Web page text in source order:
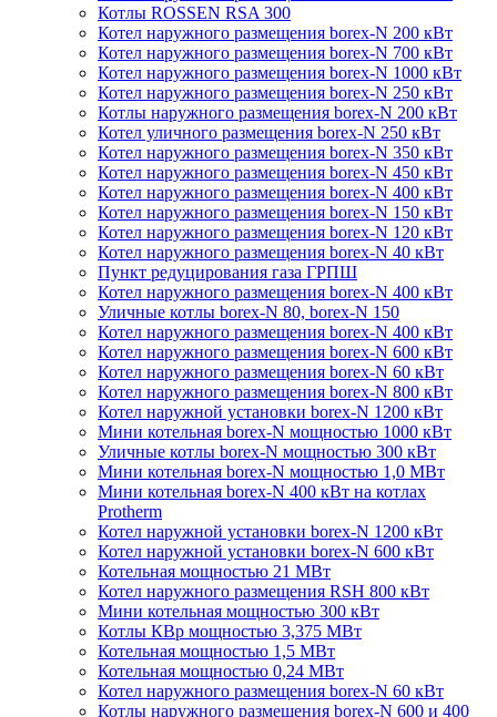
Котлы ROSSEN RSA 300
Котел наружного размещения borex-N 200 кВт
Котел наружного размещения borex-N 700 кВт
Котел наружного размещения borex-N 1000 кВт
Котел наружного размещения borex-N 250 кВт
Котлы наружного размещения borex-N 200 кВт
Котел уличного размещения borex-N 250 кВт
Котел наружного размещения borex-N 350 кВт
Котел наружного размещения borex-N 450 кВт
Котел наружного размещения borex-N 400 кВт
Котел наружного размещения borex-N 150 кВт
Котел наружного размещения borex-N 120 кВт
Котел наружного размещения borex-N 40 кВт
Пункт редуцирования газа ГРПШ
Котел наружного размещения borex-N 400 кВт
Уличные котлы borex-N 80, borex-N 150
Котел наружного размещения borex-N 400 кВт
Котел наружного размещения borex-N 600 кВт
Котел наружного размещения borex-N 60 кВт
Котел наружного размещения borex-N 800 кВт
Котел наружной установки borex-N 1200 кВт
Мини котельная borex-N мощностью 1000 кВт
Уличные котлы borex-N мощностью 300 кВт
Мини котельная borex-N мощностью 1,0 МВт
Мини котельная borex-N 400 кВт на котлах
Protherm
Котел наружной установки borex-N 1200 кВт
Котел наружной установки borex-N 600 кВт
Котельная мощностью 21 МВт
Котел наружного размещения RSH 800 кВт
Мини котельная мощностью 300 кВт
Котлы КВр мощностью 3,375 МВт
Котельная мощностью 1,5 МВт
Котельная мощностью 0,24 МВт
Котел наружного размещения borex-N 60 кВт
Котлы наружного размещения borex-N 600 и 400